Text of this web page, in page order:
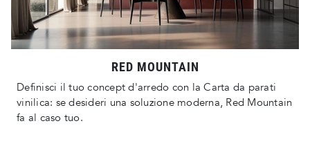
RED MOUNTAIN
Definisci il tuo concept d'arredo con la Carta da parati
vinilica: se desideri una soluzione moderna, Red Mountain
fa al caso tuo.